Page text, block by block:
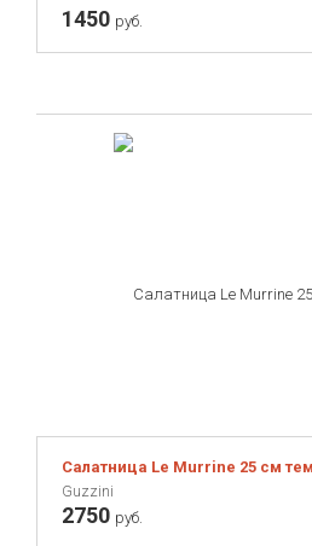
1450 руб.
Салатница Le Murrine 25 см
Guzzini
2750 руб.